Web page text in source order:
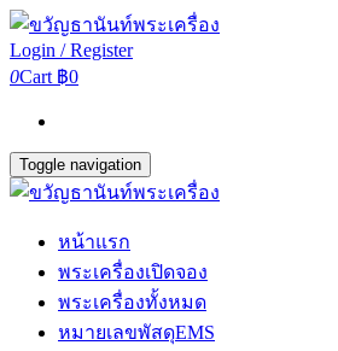
Login / Register
0Cart ฿0
Toggle navigation
หน้าแรก
พระเครื่องเปิดจอง
พระเครื่องทั้งหมด
หมายเลขพัสดุEMS